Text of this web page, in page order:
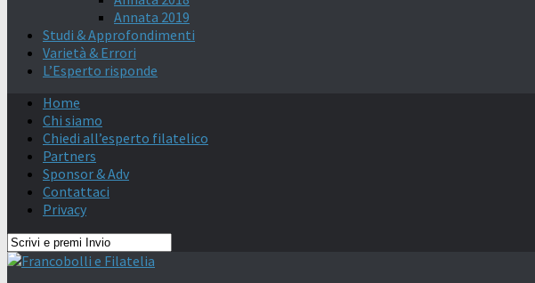
Annata 2019
Studi & Approfondimenti
Varietà & Errori
L’Esperto risponde
Home
Chi siamo
Chiedi all’esperto filatelico
Partners
Sponsor & Adv
Contattaci
Privacy